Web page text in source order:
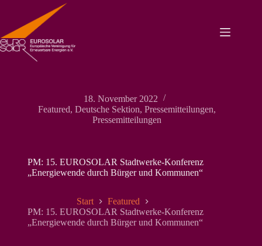
springen
18. November 2022
Featured,Deutsche Sektion,Pressemitteilungen,
Pressemitteilungen
PM: 15. EUROSOLAR Stadtwerke-Konferenz
„Energiewende durch Bürger und Kommunen“
Start
Featured
PM: 15. EUROSOLAR Stadtwerke-Konferenz
„Energiewende durch Bürger und Kommunen“